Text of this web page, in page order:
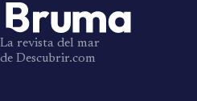
La revista del mar
de Descubrir.com